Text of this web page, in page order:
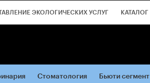
ЭКОЛОГИЧЕСКИХ УСЛУГ КАТАЛОГ
Стоматология Бьюти сегмент